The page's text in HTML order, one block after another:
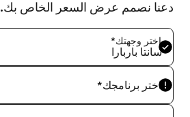
دعنا نصمم عرض السعر الخاص بك.
اختر وجهتك*
سانتا باربارا
اختر برنامجك*